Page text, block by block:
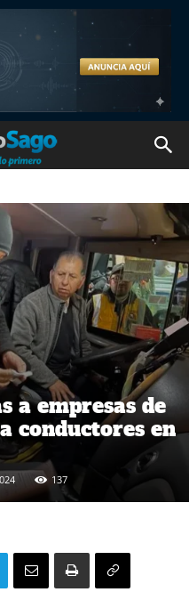
a empresas de
conductores en
137